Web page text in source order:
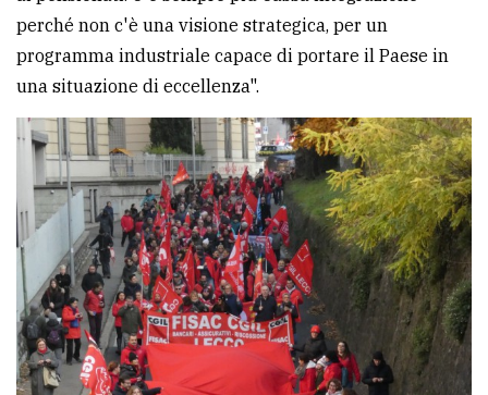
perché non c'è una visione strategica, per un
programma industriale capace di portare il Paese in
una situazione di eccellenza".